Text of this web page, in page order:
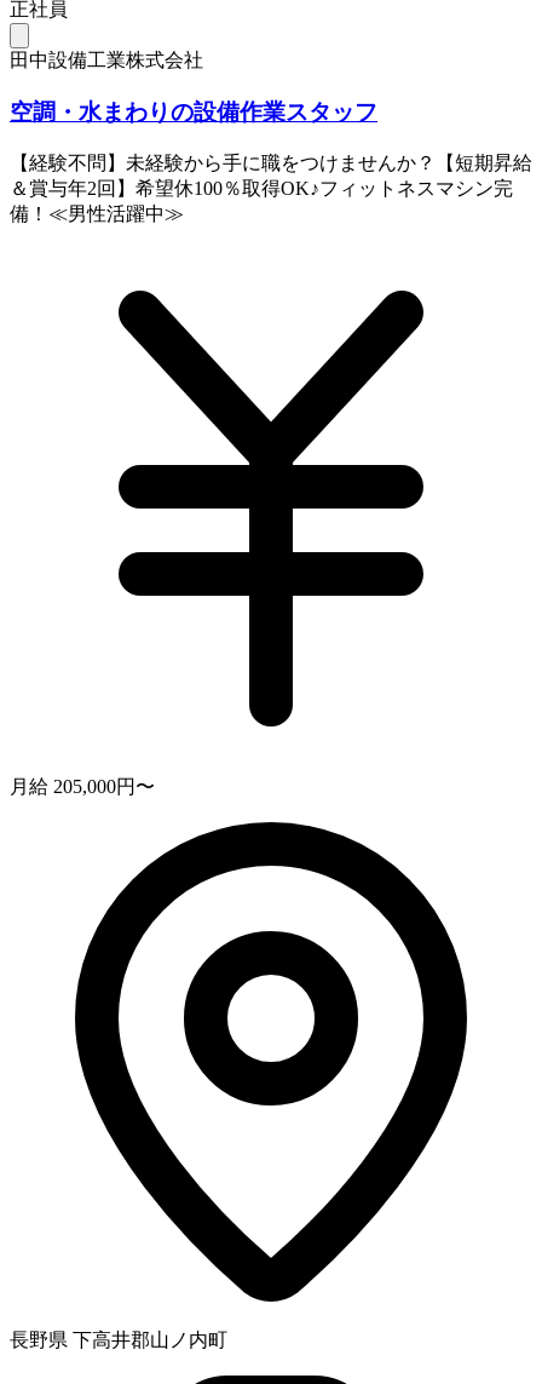
正社員
田中設備工業株式会社
空調・水まわりの設備作業スタッフ
【経験不問】未経験から手に職をつけませんか？【短期昇給
＆賞与年2回】希望休100％取得OK♪フィットネスマシン完
備！≪男性活躍中≫
月給 205,000円〜
長野県 下高井郡山ノ内町